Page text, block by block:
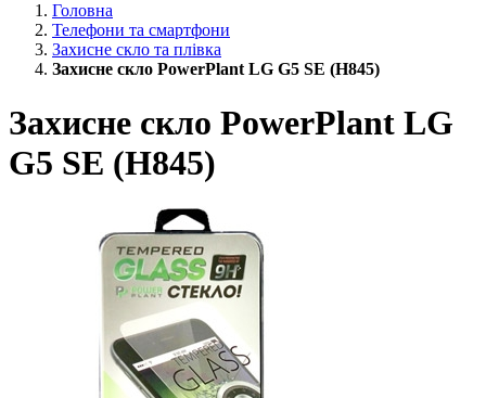
Головна
Телефони та смартфони
Захисне скло та плівка
Захисне скло PowerPlant LG G5 SE (H845)
Захисне скло PowerPlant LG
G5 SE (H845)